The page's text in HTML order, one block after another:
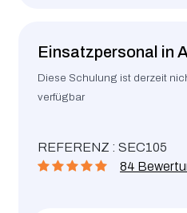
Einsatzpersonal in
Diese Schulung ist derzeit
verfügbar
REFERENZ : SEC105
84